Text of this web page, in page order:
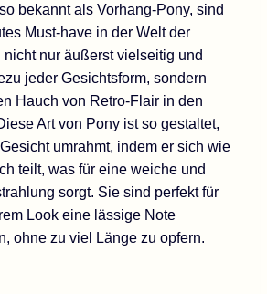
bekannt als Vorhang-Pony, sind
Must-have in der Welt der
nicht nur äußerst vielseitig und
jeder Gesichtsform, sondern
Hauch von Retro-Flair in den
Art von Pony ist so gestaltet,
umrahmt, indem er sich wie
teilt, was für eine weiche und
sorgt. Sie sind perfekt für
Look eine lässige Note
ohne zu viel Länge zu opfern.